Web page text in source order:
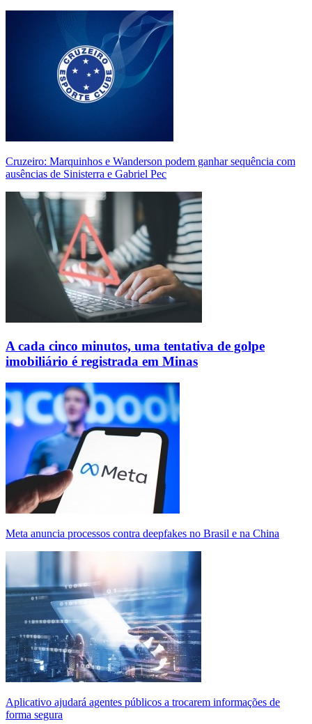
Cruzeiro: Marquinhos e Wanderson podem ganhar sequência com
ausências de Sinisterra e Gabriel Pec
A cada cinco minutos, uma tentativa de golpe
imobiliário é registrada em Minas
Meta anuncia processos contra deepfakes no Brasil e na China
Aplicativo ajudará agentes públicos a trocarem informações de
forma segura